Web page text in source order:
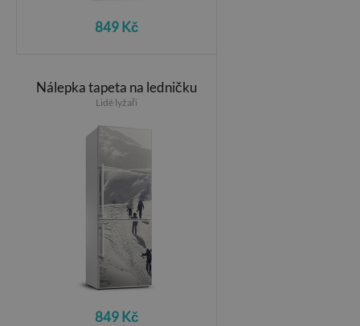
849 Kč
Nálepka tapeta na ledničku
Lidé lyžaři
849 Kč